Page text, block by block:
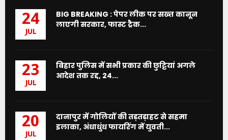
24
JUL
BIG BREAKING : पेपर लीक पर सख्त कानून
लाएगी सरकार, फास्ट ट्रैक...
23
JUL
बिहार पुलिस में सभी प्रकार की छुट्टियां अगले
आदेश तक रद्द, 24...
20
JUL
दानापुर में गोलियों की तड़तड़ाहट से सहमा
इलाका, अंधाधुंध फायरिंग में युवती...